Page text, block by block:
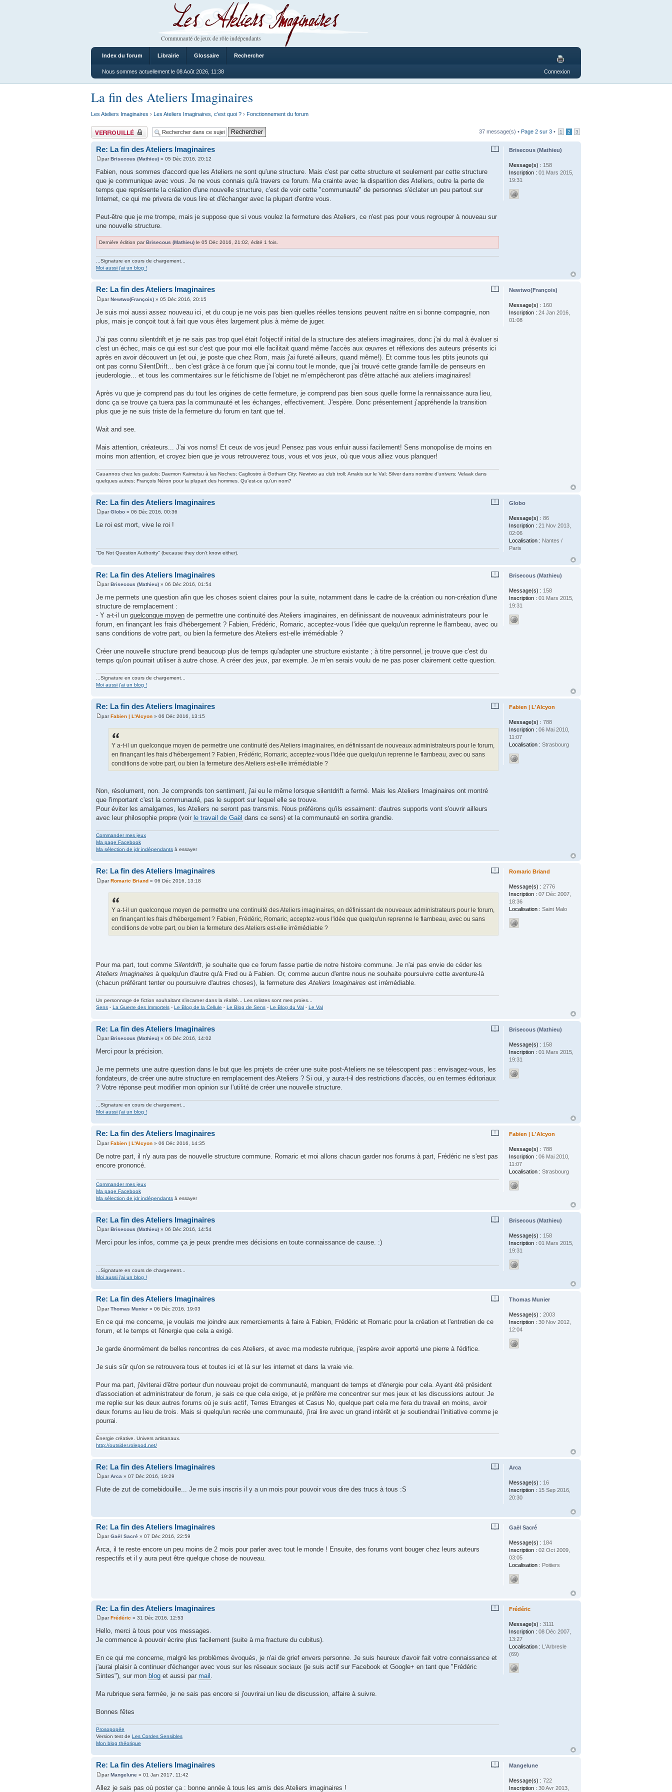
Les Ateliers Imaginaires
Communauté de jeux de rôle indépendants
Index du forum Librairie Glossaire Rechercher
Nous sommes actuellement le 08 Août 2026, 11:38 Connexion
La fin des Ateliers Imaginaires
Les Ateliers Imaginaires › Les Ateliers Imaginaires, c’est quoi ? › Fonctionnement du forum
Sujet verrouillé 37 message(s) • Page 2 sur 3 • 1 2 3
Re: La fin des Ateliers Imaginaires
parBrisecous (Mathieu) » 05 Déc 2016, 20:12
Fabien, nous sommes d'accord que les Ateliers ne sont qu'une structure. Mais c'est par cette structure et seulement par cette structure
que je communique avec vous. Je ne vous connais qu'à travers ce forum. Ma crainte avec la disparition des Ateliers, outre la perte de
temps que représente la création d'une nouvelle structure, c'est de voir cette "communauté" de personnes s'éclater un peu partout sur
Internet, ce qui me privera de vous lire et d'échanger avec la plupart d'entre vous.
Peut-être que je me trompe, mais je suppose que si vous voulez la fermeture des Ateliers, ce n'est pas pour vous regrouper à nouveau sur
une nouvelle structure.
Dernière édition parBrisecous (Mathieu) le 05 Déc 2016, 21:02, édité 1 fois.
...Signature en cours de chargement...
Moi aussi j'ai un blog !
Brisecous (Mathieu)
Message(s) : 158
Inscription : 01 Mars 2015,
19:31
Re: La fin des Ateliers Imaginaires
parNewtwo(François) » 05 Déc 2016, 20:15
Je suis moi aussi assez nouveau ici, et du coup je ne vois pas bien quelles réelles tensions peuvent naître en si bonne compagnie, non
plus, mais je conçoit tout à fait que vous êtes largement plus à mème de juger.
J'ai pas connu silentdrift et je ne sais pas trop quel était l'objectif initial de la structure des ateliers imaginaires, donc j'ai du mal à évaluer si
c'est un échec, mais ce qui est sur c'est que pour moi elle facilitait quand même l'accès aux œuvres et réflexions des auteurs présents ici
après en avoir découvert un (et oui, je poste que chez Rom, mais j'ai fureté ailleurs, quand même!). Et comme tous les ptits jeunots qui
ont pas connu SilentDrift... ben c'est grâce à ce forum que j'ai connu tout le monde, que j'ai trouvé cette grande famille de penseurs en
jeuderologie... et tous les commentaires sur le fétichisme de l'objet ne m’empêcheront pas d'être attaché aux ateliers imaginaires!
Après vu que je comprend pas du tout les origines de cette fermeture, je comprend pas bien sous quelle forme la rennaissance aura lieu,
donc ça se trouve ça tuera pas la communauté et les échanges, effectivement. J'espère. Donc présentement j’appréhende la transition
plus que je ne suis triste de la fermeture du forum en tant que tel.
Wait and see.
Mais attention, créateurs... J'ai vos noms! Et ceux de vos jeux! Pensez pas vous enfuir aussi facilement! Sens monopolise de moins en
moins mon attention, et croyez bien que je vous retrouverez tous, vous et vos jeux, où que vous alliez vous planquer!
Cauannos chez les gaulois; Daemon Kaimetsu à las Noches; Cagliostro à Gotham City; Newtwo au club troll; Arrakis sur le Val; Silver dans nombre d'univers; Velaak dans
quelques autres; François Néron pour la plupart des hommes. Qu'est-ce qu'un nom?
Newtwo(François)
Message(s) : 160
Inscription : 24 Jan 2016,
01:08
Re: La fin des Ateliers Imaginaires
parGlobo » 06 Déc 2016, 00:36
Le roi est mort, vive le roi !
"Do Not Question Authority" (because they don't know either).
Globo
Message(s) : 86
Inscription : 21 Nov 2013,
02:06
Localisation : Nantes /
Paris
Re: La fin des Ateliers Imaginaires
parBrisecous (Mathieu) » 06 Déc 2016, 01:54
Je me permets une question afin que les choses soient claires pour la suite, notamment dans le cadre de la création ou non-création d'une
structure de remplacement :
- Y a-t-il un quelconque moyen de permettre une continuité des Ateliers imaginaires, en définissant de nouveaux administrateurs pour le
forum, en finançant les frais d'hébergement ? Fabien, Frédéric, Romaric, acceptez-vous l'idée que quelqu'un reprenne le flambeau, avec ou
sans conditions de votre part, ou bien la fermeture des Ateliers est-elle irrémédiable ?
Créer une nouvelle structure prend beaucoup plus de temps qu'adapter une structure existante ; à titre personnel, je trouve que c'est du
temps qu'on pourrait utiliser à autre chose. A créer des jeux, par exemple. Je m'en serais voulu de ne pas poser clairement cette question.
...Signature en cours de chargement...
Moi aussi j'ai un blog !
Brisecous (Mathieu)
Message(s) : 158
Inscription : 01 Mars 2015,
19:31
Re: La fin des Ateliers Imaginaires
parFabien | L'Alcyon » 06 Déc 2016, 13:15
Y a-t-il un quelconque moyen de permettre une continuité des Ateliers imaginaires, en définissant de nouveaux administrateurs pour le forum,
en finançant les frais d'hébergement ? Fabien, Frédéric, Romaric, acceptez-vous l'idée que quelqu'un reprenne le flambeau, avec ou sans
conditions de votre part, ou bien la fermeture des Ateliers est-elle irrémédiable ?
Non, résolument, non. Je comprends ton sentiment, j'ai eu le même lorsque silentdrift a fermé. Mais les Ateliers Imaginaires ont montré
que l'important c'est la communauté, pas le support sur lequel elle se trouve.
Pour éviter les amalgames, les Ateliers ne seront pas transmis. Nous préférons qu'ils essaiment: d'autres supports vont s'ouvrir ailleurs
avec leur philosophie propre (voir le travail de Gaël dans ce sens) et la communauté en sortira grandie.
Commander mes jeux
Ma page Facebook
Ma sélection de jdr indépendants à essayer
Fabien | L'Alcyon
Message(s) : 788
Inscription : 06 Mai 2010,
11:07
Localisation : Strasbourg
Re: La fin des Ateliers Imaginaires
parRomaric Briand » 06 Déc 2016, 13:18
Y a-t-il un quelconque moyen de permettre une continuité des Ateliers imaginaires, en définissant de nouveaux administrateurs pour le forum,
en finançant les frais d'hébergement ? Fabien, Frédéric, Romaric, acceptez-vous l'idée que quelqu'un reprenne le flambeau, avec ou sans
conditions de votre part, ou bien la fermeture des Ateliers est-elle irrémédiable ?
Pour ma part, tout comme Silentdrift , je souhaite que ce forum fasse partie de notre histoire commune. Je n'ai pas envie de céder les
Ateliers Imaginaires à quelqu'un d'autre qu'à Fred ou à Fabien. Or, comme aucun d'entre nous ne souhaite poursuivre cette aventure-là
(chacun préférant tenter ou poursuivre d'autres choses), la fermeture des Ateliers Imaginaires est irrémédiable.
Un personnage de fiction souhaitant s'incarner dans la réalité... Les rolistes sont mes proies...
Sens - La Guerre des Immortels - Le Blog de la Cellule - Le Blog de Sens - Le Blog du Val - Le Val
Romaric Briand
Message(s) : 2776
Inscription : 07 Déc 2007,
18:36
Localisation : Saint Malo
Re: La fin des Ateliers Imaginaires
parBrisecous (Mathieu) » 06 Déc 2016, 14:02
Merci pour la précision.
Je me permets une autre question dans le but que les projets de créer une suite post-Ateliers ne se télescopent pas : envisagez-vous, les
fondateurs, de créer une autre structure en remplacement des Ateliers ? Si oui, y aura-t-il des restrictions d'accès, ou en termes éditoriaux
? Votre réponse peut modifier mon opinion sur l'utilité de créer une nouvelle structure.
...Signature en cours de chargement...
Moi aussi j'ai un blog !
Brisecous (Mathieu)
Message(s) : 158
Inscription : 01 Mars 2015,
19:31
Re: La fin des Ateliers Imaginaires
parFabien | L'Alcyon » 06 Déc 2016, 14:35
De notre part, il n'y aura pas de nouvelle structure commune. Romaric et moi allons chacun garder nos forums à part, Frédéric ne s'est pas
encore prononcé.
Commander mes jeux
Ma page Facebook
Ma sélection de jdr indépendants à essayer
Fabien | L'Alcyon
Message(s) : 788
Inscription : 06 Mai 2010,
11:07
Localisation : Strasbourg
Re: La fin des Ateliers Imaginaires
parBrisecous (Mathieu) » 06 Déc 2016, 14:54
Merci pour les infos, comme ça je peux prendre mes décisions en toute connaissance de cause. :)
...Signature en cours de chargement...
Moi aussi j'ai un blog !
Brisecous (Mathieu)
Message(s) : 158
Inscription : 01 Mars 2015,
19:31
Re: La fin des Ateliers Imaginaires
parThomas Munier » 06 Déc 2016, 19:03
En ce qui me concerne, je voulais me joindre aux remerciements à faire à Fabien, Frédéric et Romaric pour la création et l'entretien de ce
forum, et le temps et l'énergie que cela a exigé.
Je garde énormément de belles rencontres de ces Ateliers, et avec ma modeste rubrique, j'espère avoir apporté une pierre à l'édifice.
Je suis sûr qu'on se retrouvera tous et toutes ici et là sur les internet et dans la vraie vie.
Pour ma part, j'éviterai d'être porteur d'un nouveau projet de communauté, manquant de temps et d'énergie pour cela. Ayant été président
d'association et administrateur de forum, je sais ce que cela exige, et je préfère me concentrer sur mes jeux et les discussions autour. Je
me replie sur les deux autres forums où je suis actif, Terres Etranges et Casus No, quelque part cela me fera du travail en moins, avoir
deux forums au lieu de trois. Mais si quelqu'un recrée une communauté, j'irai lire avec un grand intérêt et je soutiendrai l'initiative comme je
pourrai.
Énergie créative. Univers artisanaux.
http://outsider.rolepod.net/
Thomas Munier
Message(s) : 2003
Inscription : 30 Nov 2012,
12:04
Re: La fin des Ateliers Imaginaires
parArca » 07 Déc 2016, 19:29
Flute de zut de cornebidouille... Je me suis inscris il y a un mois pour pouvoir vous dire des trucs à tous :S
Arca
Message(s) : 16
Inscription : 15 Sep 2016,
20:30
Re: La fin des Ateliers Imaginaires
parGaël Sacré » 07 Déc 2016, 22:59
Arca, il te reste encore un peu moins de 2 mois pour parler avec tout le monde ! Ensuite, des forums vont bouger chez leurs auteurs
respectifs et il y aura peut être quelque chose de nouveau.
Gaël Sacré
Message(s) : 184
Inscription : 02 Oct 2009,
03:05
Localisation : Poitiers
Re: La fin des Ateliers Imaginaires
parFrédéric » 31 Déc 2016, 12:53
Hello, merci à tous pour vos messages.
Je commence à pouvoir écrire plus facilement (suite à ma fracture du cubitus).
En ce qui me concerne, malgré les problèmes évoqués, je n'ai de grief envers personne. Je suis heureux d'avoir fait votre connaissance et
j'aurai plaisir à continuer d'échanger avec vous sur les réseaux sociaux (je suis actif sur Facebook et Google+ en tant que "Frédéric
Sintes"), sur mon blog et aussi par mail .
Ma rubrique sera fermée, je ne sais pas encore si j'ouvrirai un lieu de discussion, affaire à suivre.
Bonnes fêtes
Prosopopée
Version test de Les Cordes Sensibles
Mon blog théorique
Frédéric
Message(s) : 3111
Inscription : 08 Déc 2007,
13:27
Localisation : L'Arbresle
(69)
Re: La fin des Ateliers Imaginaires
parMangelune » 01 Jan 2017, 11:42
Allez je sais pas où poster ça : bonne année à tous les amis des Ateliers imaginaires !
Mangelune
Message(s) : 722
Inscription : 30 Avr 2013,